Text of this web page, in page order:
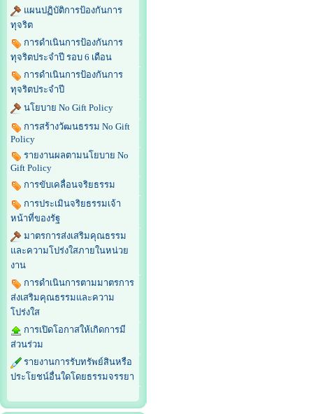
แผนปฏิบัติการป้องกันการ
ทุจริต
การดำเนินการป้องกันการ
ทุจริตประจำปี รอบ 6 เดือน
การดำเนินการป้องกันการ
ทุจริตประจำปี
นโยบาย No Gift Policy
การสร้างวัฒนธรรม No Gift
Policy
รายงานผลตามนโยบาย No
Gift Policy
การขับเคลื่อนจริยธรรม
การประเมินจริยธรรมเจ้า
หน้าที่ของรัฐ
มาตรการส่งเสริมคุณธรรม
และความโปร่งใสภายในหน่วย
งาน
การดำเนินการตามมาตรการ
ส่งเสริมคุณธรรมและความ
โปร่งใส
การเปิดโอกาสให้เกิดการมี
ส่วนร่วม
รายงานการรับทรัพย์สินหรือ
ประโยชน์อื่นใดโดยธรรมจรรยา